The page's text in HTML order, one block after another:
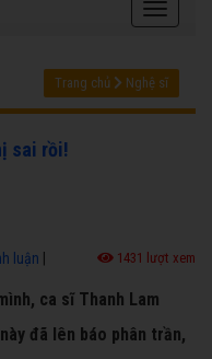
Trang chủ Nghệ sĩ
sai rồi!
luận 1431 lượt xem
ca sĩ Thanh Lam
đã lên báo phân trần,